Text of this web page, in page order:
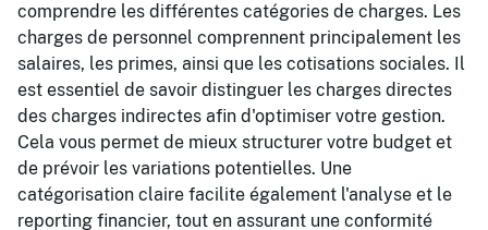
comprendre les différentes catégories de charges. Les
charges de personnel comprennent principalement les
salaires, les primes, ainsi que les cotisations sociales. Il
est essentiel de savoir distinguer les charges directes
des charges indirectes afin d'optimiser votre gestion.
Cela vous permet de mieux structurer votre budget et
de prévoir les variations potentielles. Une
catégorisation claire facilite également l'analyse et le
reporting financier, tout en assurant une conformité